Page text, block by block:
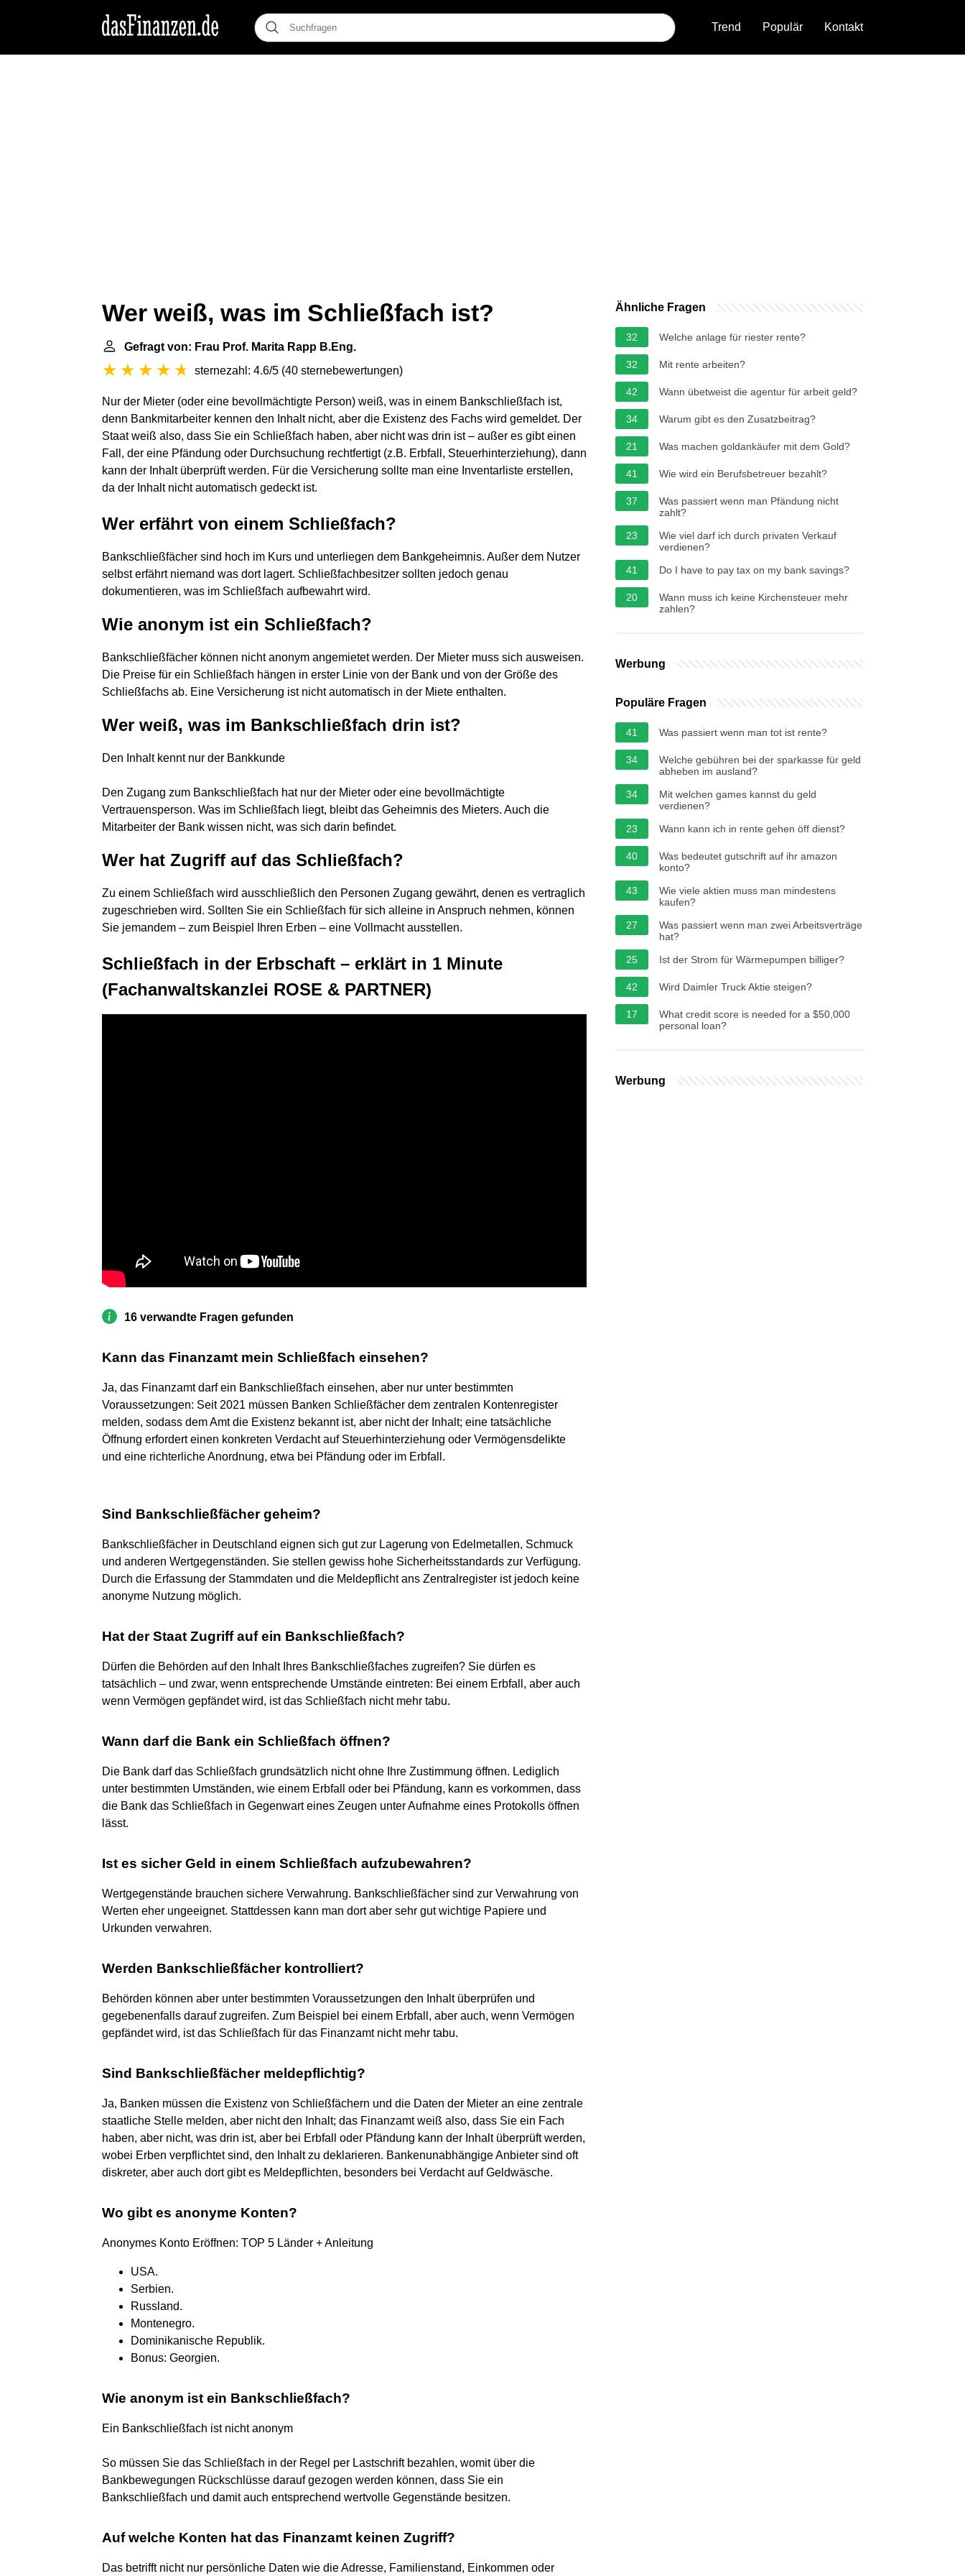
Trend Populär Kontakt
Wer weiß, was im Schließfach ist?
Gefragt von: Frau Prof. Marita Rapp B.Eng.
sternezahl: 4.6/5 (40 sternebewertungen)
Nur der Mieter (oder eine bevollmächtigte Person) weiß, was in einem Bankschließfach ist,
denn Bankmitarbeiter kennen den Inhalt nicht, aber die Existenz des Fachs wird gemeldet. Der
Staat weiß also, dass Sie ein Schließfach haben, aber nicht was drin ist – außer es gibt einen
Fall, der eine Pfändung oder Durchsuchung rechtfertigt (z.B. Erbfall, Steuerhinterziehung), dann
kann der Inhalt überprüft werden. Für die Versicherung sollte man eine Inventarliste erstellen,
da der Inhalt nicht automatisch gedeckt ist.
Wer erfährt von einem Schließfach?
Bankschließfächer sind hoch im Kurs und unterliegen dem Bankgeheimnis. Außer dem Nutzer
selbst erfährt niemand was dort lagert. Schließfachbesitzer sollten jedoch genau
dokumentieren, was im Schließfach aufbewahrt wird.
Wie anonym ist ein Schließfach?
Bankschließfächer können nicht anonym angemietet werden. Der Mieter muss sich ausweisen.
Die Preise für ein Schließfach hängen in erster Linie von der Bank und von der Größe des
Schließfachs ab. Eine Versicherung ist nicht automatisch in der Miete enthalten.
Wer weiß, was im Bankschließfach drin ist?
Den Inhalt kennt nur der Bankkunde
Den Zugang zum Bankschließfach hat nur der Mieter oder eine bevollmächtigte
Vertrauensperson. Was im Schließfach liegt, bleibt das Geheimnis des Mieters. Auch die
Mitarbeiter der Bank wissen nicht, was sich darin befindet.
Wer hat Zugriff auf das Schließfach?
Zu einem Schließfach wird ausschließlich den Personen Zugang gewährt, denen es vertraglich
zugeschrieben wird. Sollten Sie ein Schließfach für sich alleine in Anspruch nehmen, können
Sie jemandem – zum Beispiel Ihren Erben – eine Vollmacht ausstellen.
Schließfach in der Erbschaft – erklärt in 1 Minute
(Fachanwaltskanzlei ROSE & PARTNER)
16 verwandte Fragen gefunden
Kann das Finanzamt mein Schließfach einsehen?
Ja, das Finanzamt darf ein Bankschließfach einsehen, aber nur unter bestimmten
Voraussetzungen: Seit 2021 müssen Banken Schließfächer dem zentralen Kontenregister
melden, sodass dem Amt die Existenz bekannt ist, aber nicht der Inhalt; eine tatsächliche
Öffnung erfordert einen konkreten Verdacht auf Steuerhinterziehung oder Vermögensdelikte
und eine richterliche Anordnung, etwa bei Pfändung oder im Erbfall.
Sind Bankschließfächer geheim?
Bankschließfächer in Deutschland eignen sich gut zur Lagerung von Edelmetallen, Schmuck
und anderen Wertgegenständen. Sie stellen gewiss hohe Sicherheitsstandards zur Verfügung.
Durch die Erfassung der Stammdaten und die Meldepflicht ans Zentralregister ist jedoch keine
anonyme Nutzung möglich.
Hat der Staat Zugriff auf ein Bankschließfach?
Dürfen die Behörden auf den Inhalt Ihres Bankschließfaches zugreifen? Sie dürfen es
tatsächlich – und zwar, wenn entsprechende Umstände eintreten: Bei einem Erbfall, aber auch
wenn Vermögen gepfändet wird, ist das Schließfach nicht mehr tabu.
Wann darf die Bank ein Schließfach öffnen?
Die Bank darf das Schließfach grundsätzlich nicht ohne Ihre Zustimmung öffnen. Lediglich
unter bestimmten Umständen, wie einem Erbfall oder bei Pfändung, kann es vorkommen, dass
die Bank das Schließfach in Gegenwart eines Zeugen unter Aufnahme eines Protokolls öffnen
lässt.
Ist es sicher Geld in einem Schließfach aufzubewahren?
Wertgegenstände brauchen sichere Verwahrung. Bankschließfächer sind zur Verwahrung von
Werten eher ungeeignet. Stattdessen kann man dort aber sehr gut wichtige Papiere und
Urkunden verwahren.
Werden Bankschließfächer kontrolliert?
Behörden können aber unter bestimmten Voraussetzungen den Inhalt überprüfen und
gegebenenfalls darauf zugreifen. Zum Beispiel bei einem Erbfall, aber auch, wenn Vermögen
gepfändet wird, ist das Schließfach für das Finanzamt nicht mehr tabu.
Sind Bankschließfächer meldepflichtig?
Ja, Banken müssen die Existenz von Schließfächern und die Daten der Mieter an eine zentrale
staatliche Stelle melden, aber nicht den Inhalt; das Finanzamt weiß also, dass Sie ein Fach
haben, aber nicht, was drin ist, aber bei Erbfall oder Pfändung kann der Inhalt überprüft werden,
wobei Erben verpflichtet sind, den Inhalt zu deklarieren. Bankenunabhängige Anbieter sind oft
diskreter, aber auch dort gibt es Meldepflichten, besonders bei Verdacht auf Geldwäsche.
Wo gibt es anonyme Konten?
Anonymes Konto Eröffnen: TOP 5 Länder + Anleitung
USA.
Serbien.
Russland.
Montenegro.
Dominikanische Republik.
Bonus: Georgien.
Wie anonym ist ein Bankschließfach?
Ein Bankschließfach ist nicht anonym
So müssen Sie das Schließfach in der Regel per Lastschrift bezahlen, womit über die
Bankbewegungen Rückschlüsse darauf gezogen werden können, dass Sie ein
Bankschließfach und damit auch entsprechend wertvolle Gegenstände besitzen.
Auf welche Konten hat das Finanzamt keinen Zugriff?
Das betrifft nicht nur persönliche Daten wie die Adresse, Familienstand, Einkommen oder
Ähnliche Fragen
32 Welche anlage für riester rente?
32 Mit rente arbeiten?
42 Wann übetweist die agentur für arbeit geld?
34 Warum gibt es den Zusatzbeitrag?
21 Was machen goldankäufer mit dem Gold?
41 Wie wird ein Berufsbetreuer bezahlt?
37
Was passiert wenn man Pfändung nicht
zahlt?
23
Wie viel darf ich durch privaten Verkauf
verdienen?
41
Do I have to pay tax on my bank savings?
20
Wann muss ich keine Kirchensteuer mehr
zahlen?
Werbung
Populäre Fragen
41 Was passiert wenn man tot ist rente?
34
Welche gebühren bei der sparkasse für geld
abheben im ausland?
34
Mit welchen games kannst du geld
verdienen?
23
Wann kann ich in rente gehen öff dienst?
40
Was bedeutet gutschrift auf ihr amazon
konto?
43
Wie viele aktien muss man mindestens
kaufen?
27
Was passiert wenn man zwei Arbeitsverträge
hat?
25
Ist der Strom für Wärmepumpen billiger?
42 Wird Daimler Truck Aktie steigen?
17
What credit score is needed for a $50,000
personal loan?
Werbung